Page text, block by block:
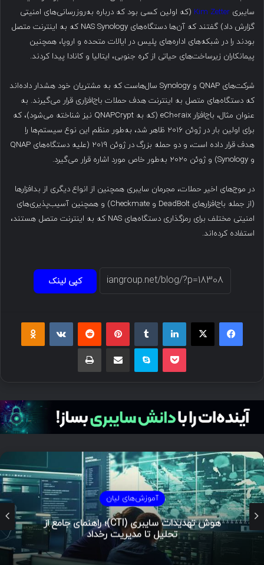
سایبری Kim Zetter (که اولین کسی بود که درباره به‌روزرسانی‌های امنیتی
گزارش داد) گفتند که آن‌ها دستگاه‌های NAS Synology که به اینترنت متصل
بودند را در شبکه‌های اداره‌های پلیس در ایالات متحده و اروپا، همچنین
پیمانکاران زیرساخت‌های حیاتی از کره جنوبی، ایتالیا و کانادا پیدا کردند.
شرکت‌های QNAP و Synology سال‌هاست که به مشتریان خود هشدار داده‌اند
که دستگاه‌های متصل به اینترنت هدف حملات باج‌افزاری قرار می‌گیرند. به
عنوان مثال، باج‌افزار eCh0raix (که به QNAPCrypt نیز شناخته می‌شود)، که
برای اولین بار در ژوئن ۲۰۱۶ ظاهر شد، به‌طور منظم این نوع سیستم‌ها را
هدف قرار داده است، و دو حمله بزرگ در ژوئن ۲۰۱۹ (علیه دستگاه‌های QNAP
و Synology) و ژوئن ۲۰۲۰ به‌طور خاص مورد اشاره قرار می‌گیرد.
در موج‌های اخیر حملات، مجرمان سایبری همچنین از انواع دیگری از بدافزارها
(از جمله باج‌افزارهای DeadBolt و Checkmate) و همچنین آسیب‌پذیری‌های
امنیتی مختلف برای رمزگذاری دستگاه‌های NAS که به اینترنت متصل هستند،
استفاده کرده‌اند.
کپی لینک
فیسبوک ایکس لینکداین پینتریست
پاکت اسکایپ چاپ
آموزش‌های لیان
هوش تهدیدات سایبری (CTI)؛ راهنمای جامع از
تحلیل تا مدیریت رخداد